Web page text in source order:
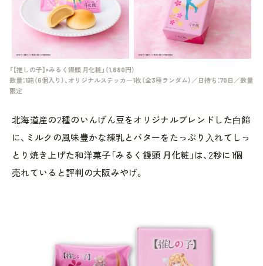
「【推しの子】×みるく饅頭 月化粧」（1,680円）
数量：1箱（6個入り）、オリジナルステッカー1枚（全3種ランダム）／日持ち：70日／数量
限定
北海道産の2種のいんげん豆をオリジナルブレンドした⽩餡
に、ミルクの風味豊かな練乳とバターをたっぷり⼊れてしっ
とり焼き上げた和洋菓子「みるく饅頭 月化粧」は、2秒に1個
売れていると評判の大阪みやげ。